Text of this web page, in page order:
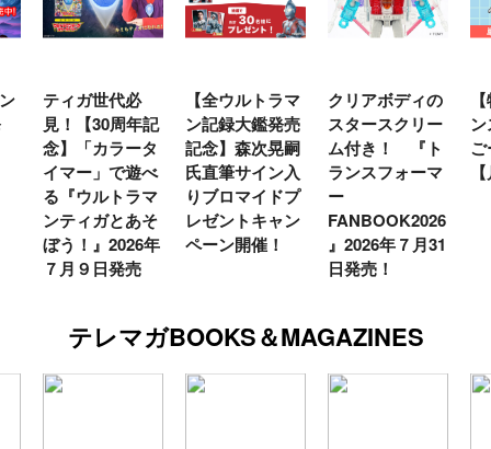
ティガ世代必
見！【30周年記
念】「カラータ
イマー」で遊べ
る『ウルトラマ
ンティガとあそ
ぼう！』2026年
７月９日発売
【全ウルトラマ
ン記録大鑑発売
記念】森次晃嗣
氏直筆サイン入
りブロマイドプ
レゼントキャン
ペーン開催！
クリアボディの
スタースクリー
ム付き！ 『ト
ランスフォーマ
ー
FANBOOK2026
』2026年７月31
日発売！
テレマガBOOKS＆MAGAZINES